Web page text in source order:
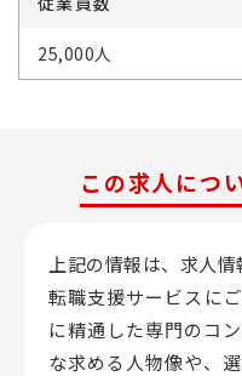
25,000人
この求人につ
上記の情報は、求人情
転職支援サービスに
に精通した専門のコ
な求める人物像や、